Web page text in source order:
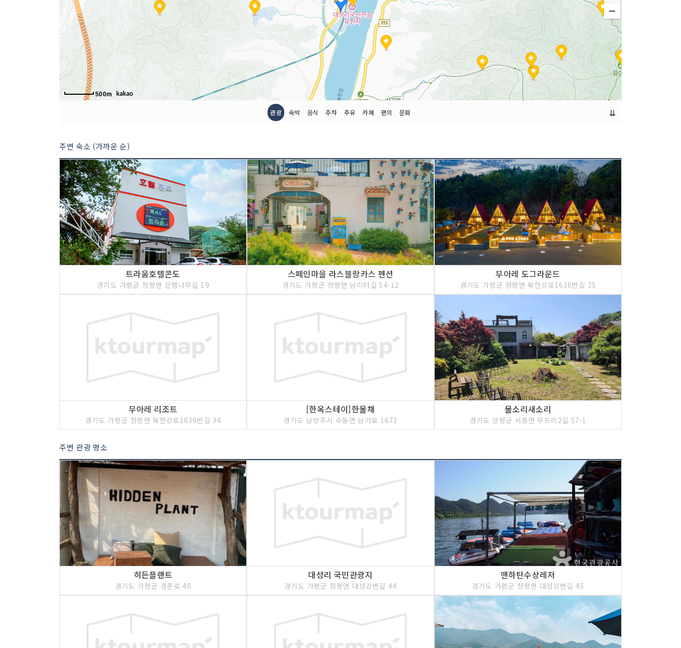
500m
관광 숙박 음식 주차 주유 카페 편의 문화 ⇊
주변 숙소 (가까운 순)
트라움호텔콘도
경기도 가평군 청평면 은행나무길 19
스페인마을 라스블랑카스 펜션
경기도 가평군 청평면 남이터길 54-12
무아레 도그라운드
경기도 가평군 청평면 북한강로1636번길 25
무아레 리조트
경기도 가평군 청평면 북한강로1636번길 34
[한옥스테이]한울채
경기도 남양주시 수동면 남가로 1673
물소리새소리
경기도 양평군 서종면 무드리2길 57-1
주변 관광 명소
히든플랜트
경기도 가평군 경춘로 40
대성리 국민관광지
경기도 가평군 청평면 대성강변길 44
맨하탄수상레저
경기도 가평군 청평면 대성강변길 45